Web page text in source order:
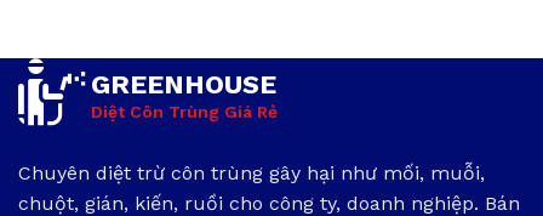
GREENHOUSE
Diệt Côn Trùng Giá Rẻ
Chuyên diệt trừ côn trùng gây hại như mối, muỗi,
chuột, gián, kiến, ruồi cho công ty, doanh nghiệp. Bán